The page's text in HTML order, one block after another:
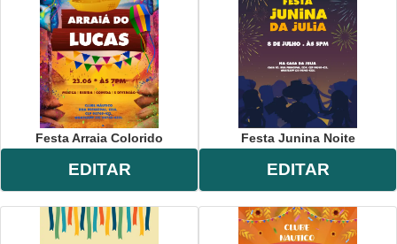
Festa Arraia Colorido
EDITAR
Festa Junina Noite
EDITAR